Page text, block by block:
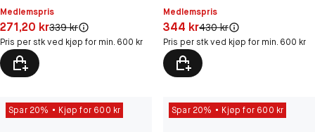
Medlemspris
Pris: 271,20 kr
271,20 krOriginal pris:
339 kr
Pris per stk ved kjøp for min. 600 kr
Medlemspris
Pris: 344 kr
344 krOriginal pris:
430 kr
Pris per stk ved kjøp for min. 600 kr
Spar 20% Kjøp for 600 kr Spar 20% Kjøp for 600 kr